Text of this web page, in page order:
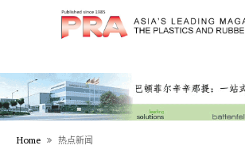
Home 热点新闻